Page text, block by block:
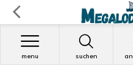
suchen
menu